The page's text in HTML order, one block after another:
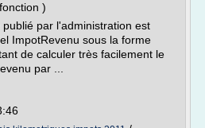
)
par l'administration est
ImpotRevenu sous la forme
de calculer très facilement le
par ...